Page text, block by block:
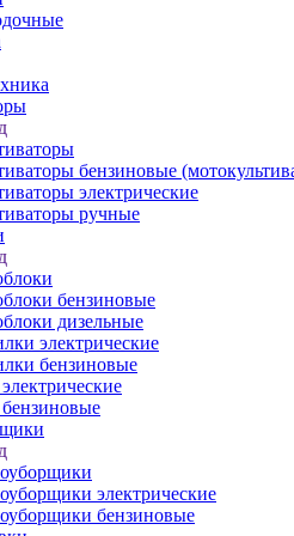
бензиновые
электрические
ручные
бензиновые
дизельные
электрические
бензиновые
электрические
бензиновые